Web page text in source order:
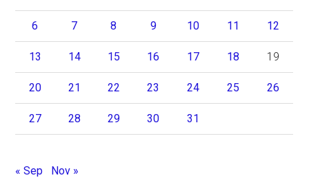
6 7 8 9 10 11 12
13 14 15 16 17 18 19
20 21 22 23 24 25 26
27 28 29 30 31
« Sep Nov »